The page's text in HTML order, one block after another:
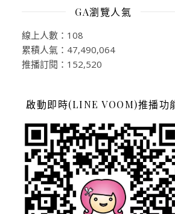
GA瀏覽人氣
線上人數：108
累積人氣：47,490,064
推播訂閱：152,520
啟動即時(LINE VOOM)推播功